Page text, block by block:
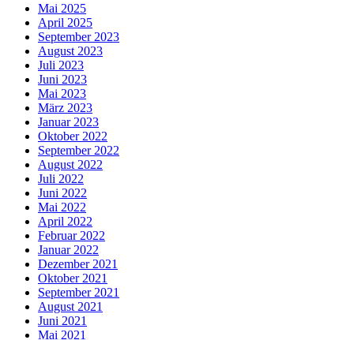
Mai 2025
April 2025
September 2023
August 2023
Juli 2023
Juni 2023
Mai 2023
März 2023
Januar 2023
Oktober 2022
September 2022
August 2022
Juli 2022
Juni 2022
Mai 2022
April 2022
Februar 2022
Januar 2022
Dezember 2021
Oktober 2021
September 2021
August 2021
Juni 2021
Mai 2021